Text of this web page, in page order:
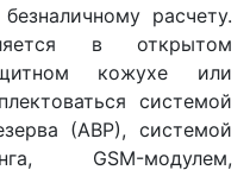
расчету.
в открытом
кожухе или
системой
(АВР), системой
GSM-модулем,